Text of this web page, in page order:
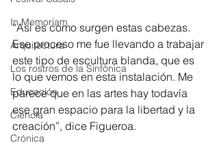
In Memoriam
Arquitectura
Los rostros de la Sinfónica
Educación
Ciencia
Crónica
“Así es como surgen estas cabezas.
Ese proceso me fue llevando a trabajar
este tipo de escultura blanda, que es
lo que vemos en esta instalación. Me
parece que en las artes hay todavía
ese gran espacio para la libertad y la
creación”, dice Figueroa.